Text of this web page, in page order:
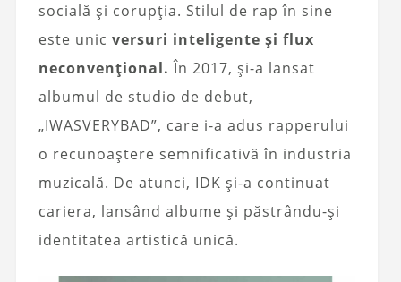
socială și corupția. Stilul de rap în sine
este unic versuri inteligente și flux
neconvențional. În 2017, și-a lansat
albumul de studio de debut,
„IWASVERYBAD”, care i-a adus rapperului
o recunoaștere semnificativă în industria
muzicală. De atunci, IDK și-a continuat
cariera, lansând albume și păstrându-și
identitatea artistică unică.